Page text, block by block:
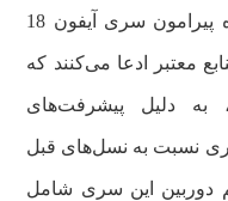
حجم شایعات و اطلاعات فاش شده پیرامون سری آیفون 18
معتبر ادعا می‌کنند که
دلیل پیشرفت‌های
نسبت به نسل‌های قبل
دوربین این سری شامل